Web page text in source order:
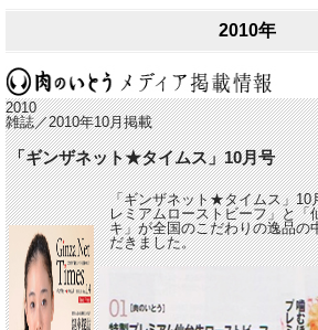
2010年
2010
雑誌／2010年10月掲載
「ギンザネット★タイムス」10月号
「ギンザネット★タイムス」10
レミアムローストビーフ」と「
キ」が全国のこだわりの逸品の
だきました。